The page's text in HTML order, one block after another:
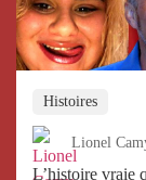
Histoires
Lionel
L’histoire vraie